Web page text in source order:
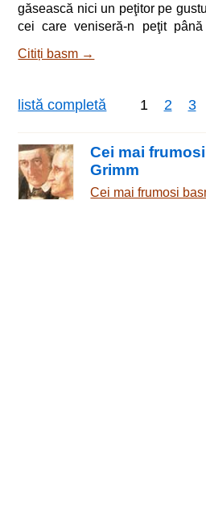
găsească nici un peţitor pe
cei care veniseră-n peţit până
Ba îi mai şi batjocorise pe
dădu un bal mare, la care-i pofti
flăcăii dornici de însurătoare. Şi
părţile lumii, împăratul îi şi
rang şi stare: în fr
Citiți basm →
listă completă 1 2 3
Cei mai
Grimm
Cei mai frumosi